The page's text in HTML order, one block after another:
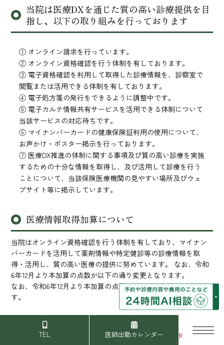
当院は医療DXを通じた質の高い診療提供を目
指し、以下の取り組みを行っております
① オンライン請求を行っています。
② オンライン資格確認を行う体制を有しております。
③ 電子資格確認を利用して取得した診療情報を、診察室で
閲覧または活用できる体制を有しております。
④ 電子処方箋の発行をできるように調整中です。
⑤ 電子カルテ情報共有サービスを活用できる体制について
当該サービスの対応待ちです。
⑥ マイナンバーカードの健康保険証利用の使用について、
お声かけ・ポスター掲示を行っております。
⑦ 医療DX推進の体制に関する事項及び質の高い診療を実施
するための十分な情報を取得し、及び活用して診療を行う
ことについて、当該保険医療機関の見やすい場所及びウェ
ブサイト等に掲示しています。
医療情報取得加算について
当院はオンライン資格確認を行う体制を有しており、マイナン
バーカードを活用して薬剤情報や特定健診等の診療情報を取
得・活用し、質の高い医療の提供に努めています。 なお、令和
6年12月より本加算の点数が以下の通り変更となります。
なお、令和6年12月より本加算の点数が以下の通り変更となりま
す。
○ 初診時（
○ 再診時（
）：1点（マイナンバーの利用の
TEL 医師出勤カレンダー